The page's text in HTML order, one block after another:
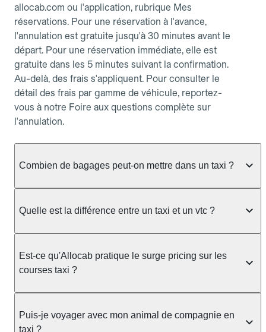
allocab.com ou l'application, rubrique Mes
réservations. Pour une réservation à l'avance,
l'annulation est gratuite jusqu'à 30 minutes avant le
départ. Pour une réservation immédiate, elle est
gratuite dans les 5 minutes suivant la confirmation.
Au-delà, des frais s'appliquent. Pour consulter le
détail des frais par gamme de véhicule, reportez-
vous à notre Foire aux questions complète sur
l'annulation.
Combien de bagages peut-on mettre dans un taxi ?
taxi berline accueille en général jusqu'à 3 bagages
ou nombreux, précisez-le dans le champ "Message
au chauffeur" lors de la réservation. Le prix n'est
pas impacté par le nombre de bagages.
Quelle est la différence entre un taxi et un vtc ?
prendre en charge directement dans la rue, à une
station ou sur réservation, avec un tarif au
réservation et propose un prix fixe annoncé à
l'avance. Chez Allocab, réservez facilement votre
taxi.
Est-ce qu'Allocab pratique le surge pricing sur les
courses taxi ?
réglementation préfectorale et suit un barème
officiel : il protège des hausses liées à la demande.
Puis-je voyager avec mon animal de compagnie en
taxi ?